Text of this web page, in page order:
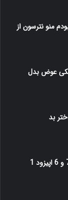
منو نترسون از
عوض بدل
بد